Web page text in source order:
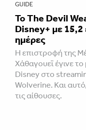
GUIDE
Το The Devil
Disney+ με
ημέρες
Η επιστροφή της
Χάθαγουεϊ έγινε
Disney στο
Wolverine. Και
τις αίθουσες.